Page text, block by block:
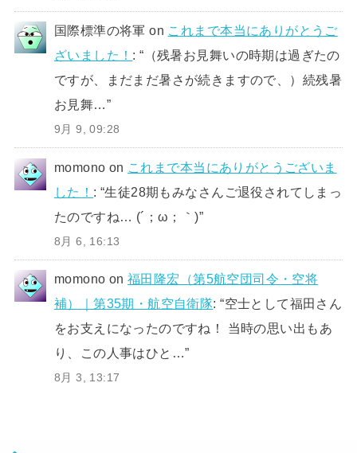
国際標準の将軍 on これまで本当にありがとうご
ざいました！ : “ （残暑お見舞いの時期は過ぎたの
ですが、まだまだ暑さが続きますので、）続残暑
お見舞…”
9月 9, 09:28
momono on これまで本当にありがとうございま
した！ : “生徒28期もみなさんご退役されてしまっ
たのですね… (´；ω；｀)”
8月 6, 16:13
momono on福田隆宏（第5航空団司令・空将
補）｜第35期・航空自衛隊: “空士として福田さん
をお支えになったのですね！ 当時の思い出もあ
り、この人事はひと…”
8月 3, 13:17